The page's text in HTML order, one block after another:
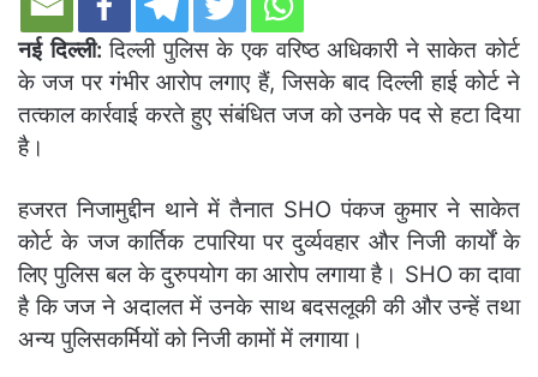
नई दिल्ली: दिल्ली पुलिस के एक वरिष्ठ अधिकारी ने साकेत कोर्ट
के जज पर गंभीर आरोप लगाए हैं, जिसके बाद दिल्ली हाई कोर्ट ने
तत्काल कार्रवाई करते हुए संबंधित जज को उनके पद से हटा दिया
है।
हजरत निजामुद्दीन थाने में तैनात SHO पंकज कुमार ने साकेत
कोर्ट के जज कार्तिक टपारिया पर दुर्व्यवहार और निजी कार्यों के
लिए पुलिस बल के दुरुपयोग का आरोप लगाया है। SHO का दावा
है कि जज ने अदालत में उनके साथ बदसलूकी की और उन्हें तथा
अन्य पुलिसकर्मियों को निजी कामों में लगाया।